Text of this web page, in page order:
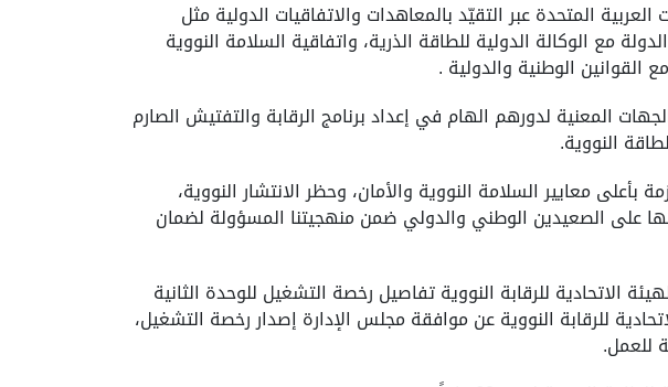
المتحدة عبر التقيّد بالمعاهدات والاتفاقيات الدولية مثل
مع الوكالة الدولية للطاقة الذرية، واتفاقية السلامة النووية
الوطنية والدولية .
المعنية لدورهم الهام في إعداد برنامج الرقابة والتفتيش الصارم
النووية.
معايير السلامة النووية والأمان، وحظر الانتشار النووية،
على الصعيدين الوطني والدولي ضمن منهجيتنا المسؤولة لضمان
الاتحادية للرقابة النووية تفاصيل رخصة التشغيل للوحدة الثانية
للرقابة النووية عن موافقة مجلس الإدارة إصدار رخصة التشغيل،
للعمل.